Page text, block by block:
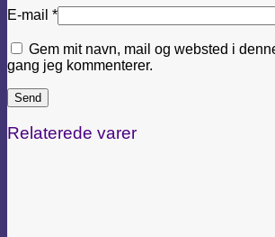
E-mail *
Gem mit navn, mail og websted i
gang jeg kommenterer.
Relaterede varer